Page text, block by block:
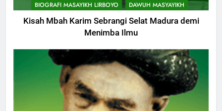
BIOGRAFI MASAYIKH LIRBOYO DAWUH MASYAYIKH
Kisah Mbah Karim Sebrangi Selat Madura demi
Menimba Ilmu